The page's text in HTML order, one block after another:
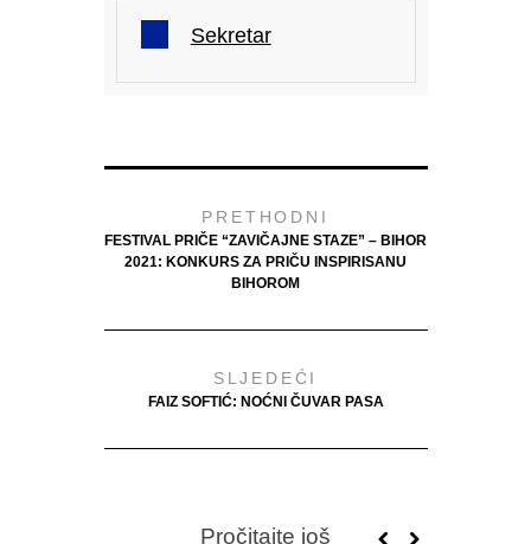
Sekretar
PRETHODNI
FESTIVAL PRIČE “ZAVIČAJNE STAZE” – BIHOR
2021: KONKURS ZA PRIČU INSPIRISANU
BIHOROM
SLJEDEĆI
FAIZ SOFTIĆ: NOĆNI ČUVAR PASA
Pročitajte još